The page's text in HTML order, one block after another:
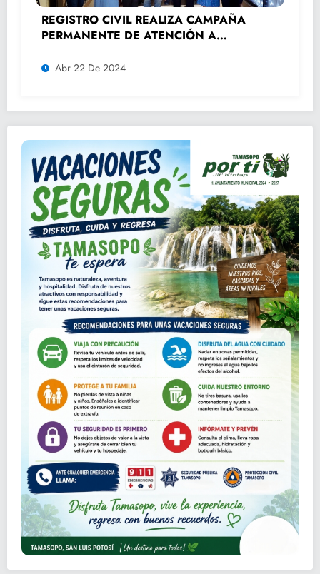
REGISTRO CIVIL REALIZA CAMPAÑA
PERMANENTE DE ATENCIÓN A
ADULTOS MAYORES.
Abr 22 De 2024